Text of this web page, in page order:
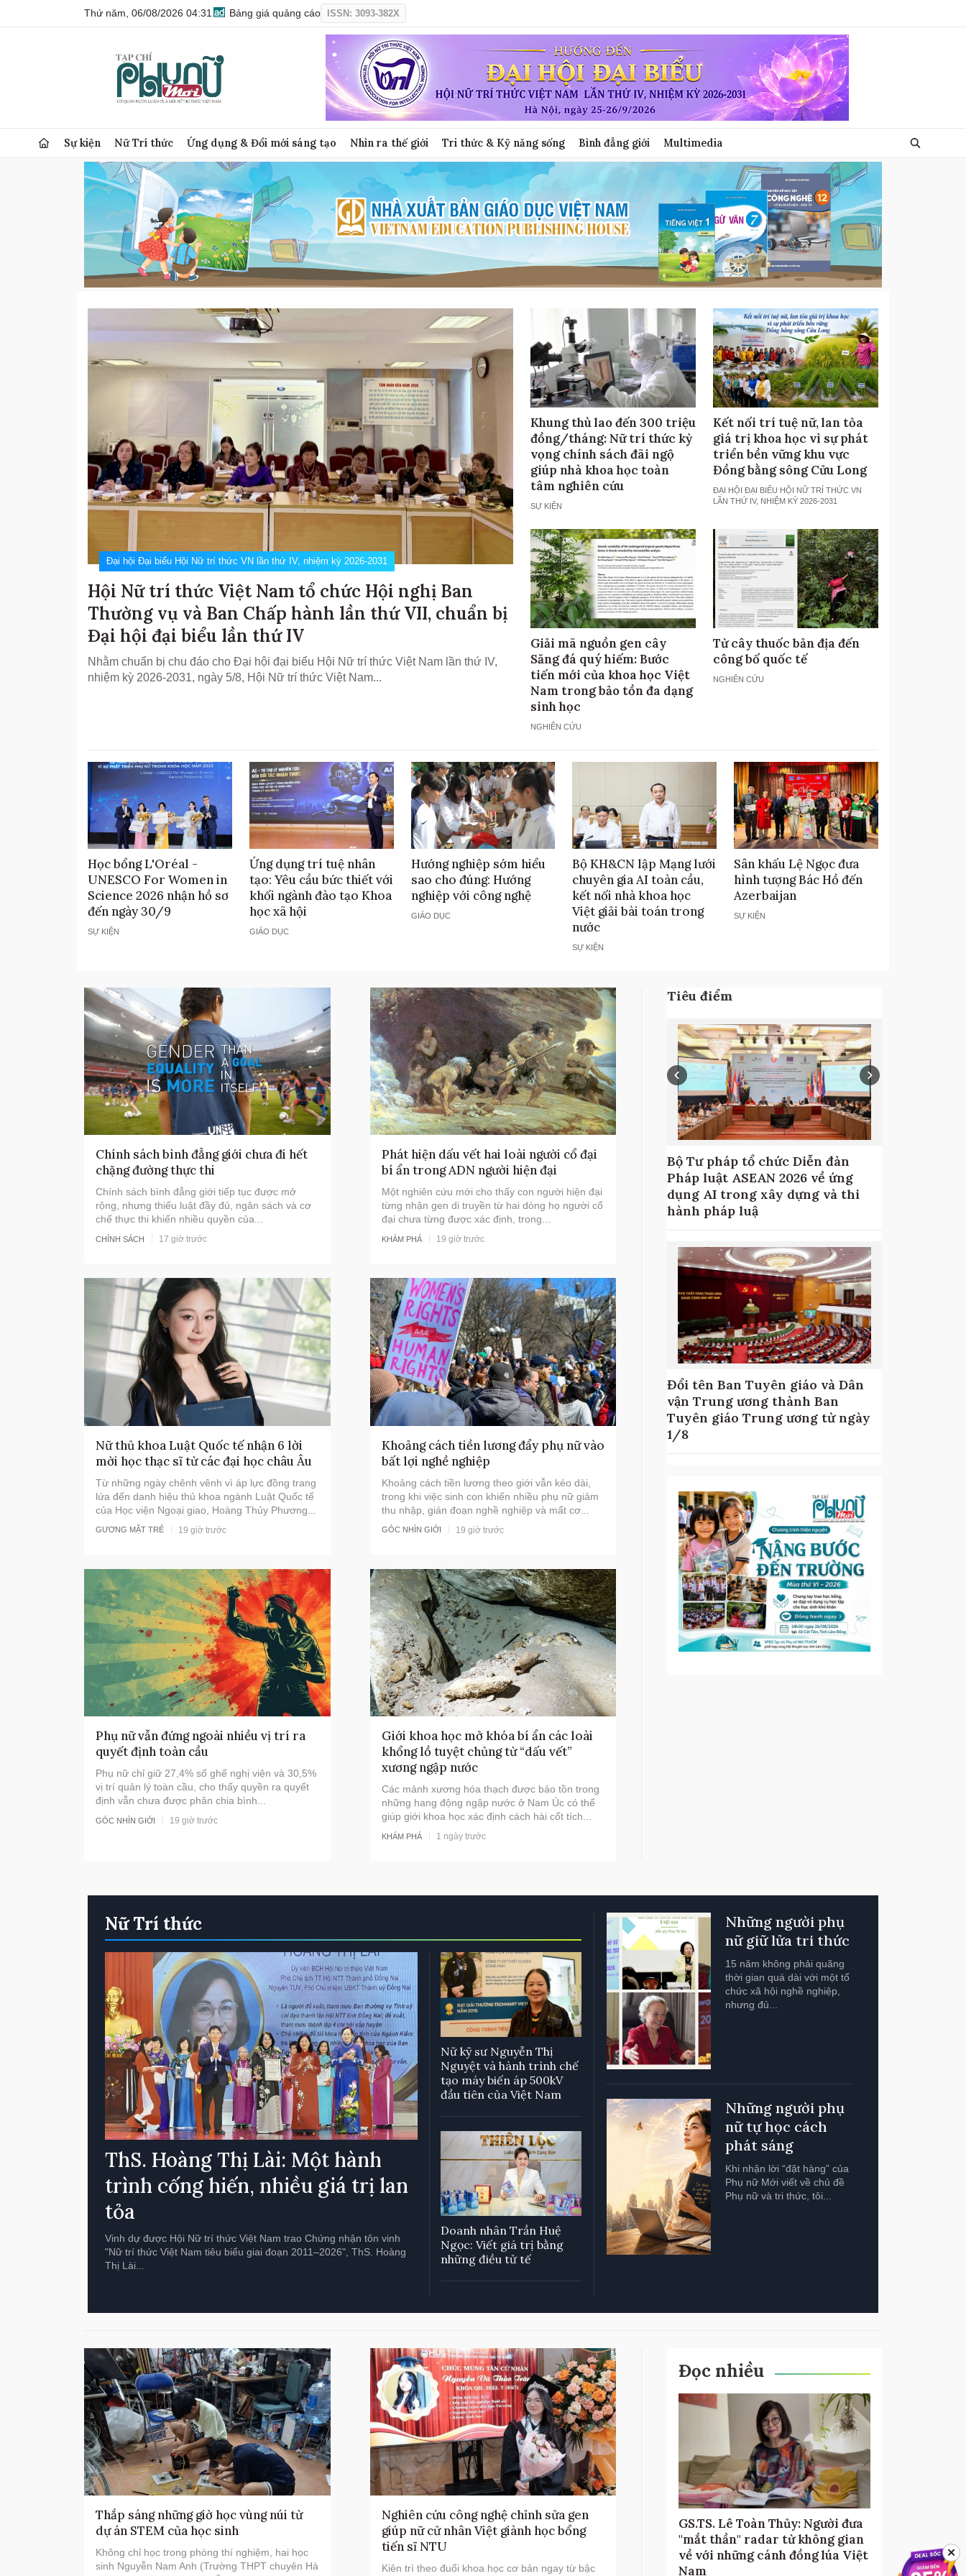
Thứ năm, 06/08/2026 04:31 Bảng giá quảng cáo ISSN: 3093-382X
Sự kiện Nữ Trí thức Ứng dụng & Đổi mới sáng tạo Nhìn ra thế giới Tri thức & Kỹ năng sống Bình đẳng giới Multimedia
Đại hội Đại biểu Hội Nữ trí thức VN lần thứ IV, nhiệm kỳ 2026-2031
Hội Nữ trí thức Việt Nam tổ chức Hội nghị Ban
Thường vụ và Ban Chấp hành lần thứ VII, chuẩn bị
Đại hội đại biểu lần thứ IV
Nhằm chuẩn bị chu đáo cho Đại hội đại biểu Hội Nữ trí thức Việt Nam lần thứ IV,
nhiệm kỳ 2026-2031, ngày 5/8, Hội Nữ trí thức Việt Nam...
Khung thù lao đến 300 triệu
đồng/tháng: Nữ trí thức kỳ
vọng chính sách đãi ngộ
giúp nhà khoa học toàn
tâm nghiên cứu
SỰ KIỆN
Kết nối trí tuệ nữ, lan tỏa
giá trị khoa học vì sự phát
triển bền vững khu vực
Đồng bằng sông Cửu Long
ĐẠI HỘI ĐẠI BIỂU HỘI NỮ TRÍ THỨC VN
LẦN THỨ IV, NHIỆM KỲ 2026-2031
Giải mã nguồn gen cây
Săng đá quý hiếm: Bước
tiến mới của khoa học Việt
Nam trong bảo tồn đa dạng
sinh học
NGHIÊN CỨU
Từ cây thuốc bản địa đến
công bố quốc tế
NGHIÊN CỨU
Học bổng L'Oréal -
UNESCO For Women in
Science 2026 nhận hồ sơ
đến ngày 30/9
SỰ KIỆN
Ứng dụng trí tuệ nhân
tạo: Yêu cầu bức thiết với
khối ngành đào tạo Khoa
học xã hội
GIÁO DỤC
Hướng nghiệp sớm hiểu
sao cho đúng: Hướng
nghiệp với công nghệ
GIÁO DỤC
Bộ KH&CN lập Mạng lưới
chuyên gia AI toàn cầu,
kết nối nhà khoa học
Việt giải bài toán trong
nước
SỰ KIỆN
Sân khấu Lệ Ngọc đưa
hình tượng Bác Hồ đến
Azerbaijan
SỰ KIỆN
Chính sách bình đẳng giới chưa đi hết
chặng đường thực thi
Chính sách bình đẳng giới tiếp tục được mở
rộng, nhưng thiếu luật đầy đủ, ngân sách và cơ
chế thực thi khiến nhiều quyền của...
CHÍNH SÁCH 17 giờ trước
Phát hiện dấu vết hai loài người cổ đại
bí ẩn trong ADN người hiện đại
Một nghiên cứu mới cho thấy con người hiện đại
từng nhận gen di truyền từ hai dòng họ người cổ
đại chưa từng được xác định, trong...
KHÁM PHÁ 19 giờ trước
Nữ thủ khoa Luật Quốc tế nhận 6 lời
mời học thạc sĩ từ các đại học châu Âu
Từ những ngày chênh vênh vì áp lực đồng trang
lứa đến danh hiệu thủ khoa ngành Luật Quốc tế
của Học viện Ngoại giao, Hoàng Thủy Phương...
GƯƠNG MẶT TRẺ 19 giờ trước
Khoảng cách tiền lương đẩy phụ nữ vào
bất lợi nghề nghiệp
Khoảng cách tiền lương theo giới vẫn kéo dài,
trong khi việc sinh con khiến nhiều phụ nữ giảm
thu nhập, gián đoạn nghề nghiệp và mất cơ...
GÓC NHÌN GIỚI 19 giờ trước
Phụ nữ vẫn đứng ngoài nhiều vị trí ra
quyết định toàn cầu
Phụ nữ chỉ giữ 27,4% số ghế nghị viện và 30,5%
vị trí quản lý toàn cầu, cho thấy quyền ra quyết
định vẫn chưa được phân chia bình...
GÓC NHÌN GIỚI 19 giờ trước
Giới khoa học mở khóa bí ẩn các loài
khổng lồ tuyệt chủng từ “dấu vết”
xương ngập nước
Các mảnh xương hóa thạch được bảo tồn trong
những hang động ngập nước ở Nam Úc có thể
giúp giới khoa học xác định cách hài cốt tích...
KHÁM PHÁ 1 ngày trước
Tiêu điểm
Tổng Bí thư, Chủ tịch nước Tô
Lâm: Ngoại giao khoa học công
nghệ phải trở thành nhiệm vụ
thường xuyên
Bộ Chính trị yêu cầu giảm tối
thiểu 20% đầu mối cơ sở giáo dục
đại học công lập
Bộ Tư pháp tổ chức Diễn đàn
Pháp luật ASEAN 2026 về ứng
dụng AI trong xây dựng và thi
hành pháp luậ
Đổi tên Ban Tuyên giáo và Dân
vận Trung ương thành Ban
Tuyên giáo Trung ương từ ngày
1/8
Nữ Trí thức
ThS. Hoàng Thị Lài: Một hành
trình cống hiến, nhiều giá trị lan
tỏa
Vinh dự được Hội Nữ trí thức Việt Nam trao Chứng nhận tôn vinh
"Nữ trí thức Việt Nam tiêu biểu giai đoạn 2011–2026", ThS. Hoàng
Thị Lài...
Nữ kỹ sư Nguyễn Thị
Nguyệt và hành trình chế
tạo máy biến áp 500kV
đầu tiên của Việt Nam
Doanh nhân Trần Huệ
Ngọc: Viết giá trị bằng
những điều tử tế
Những người phụ
nữ giữ lửa tri thức
15 năm không phải quãng
thời gian quá dài với một tổ
chức xã hội nghề nghiệp,
nhưng đủ...
Những người phụ
nữ tự học cách
phát sáng
Khi nhận lời “đặt hàng” của
Phụ nữ Mới viết về chủ đề
Phụ nữ và tri thức, tôi...
Thắp sáng những giờ học vùng núi từ
dự án STEM của học sinh
Không chỉ học trong phòng thí nghiệm, hai học
sinh Nguyễn Nam Anh (Trường THPT chuyên Hà
Nghiên cứu công nghệ chỉnh sửa gen
giúp nữ cử nhân Việt giành học bổng
tiến sĩ NTU
Kiên trì theo đuổi khoa học cơ bản ngay từ bậc
Đọc nhiều
GS.TS. Lê Toàn Thủy: Người đưa
"mắt thần" radar từ không gian
về với những cánh đồng lúa Việt
Nam
✕